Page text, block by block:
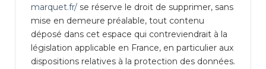
marquet.fr/se réserve le droit de supprimer, sans
mise en demeure préalable, tout contenu
déposé dans cet espace qui contreviendrait à la
législation applicable en France, en particulier aux
dispositions relatives à la protection des données.